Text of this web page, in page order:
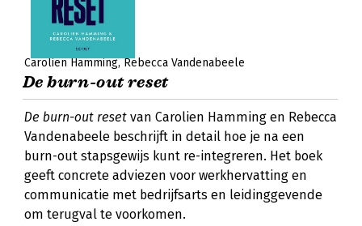
Carolien Hamming Rebecca Vandenabeele
De burn-out reset
De burn-out reset van Carolien Hamming en Rebecca
Vandenabeele beschrijft in detail hoe je na een
burn-out stapsgewijs kunt re-integreren. Het boek
geeft concrete adviezen voor werkhervatting en
communicatie met bedrijfsarts en leidinggevende
om terugval te voorkomen.